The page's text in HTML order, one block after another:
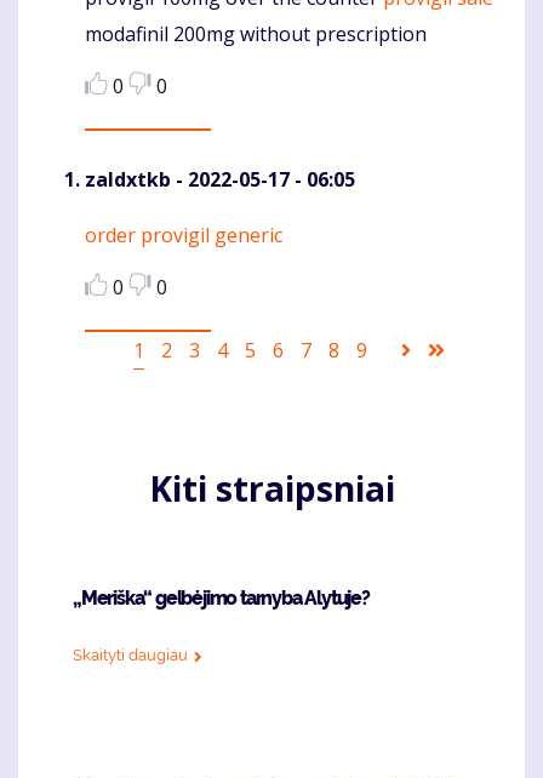
modafinil 200mg without prescription
0
0
zaldxtkb - 2022-05-17 - 06:05
Komentaras
order provigil generic
0
0
Pagination
Current
1 Puslapis
2 Puslapis
3 Puslapis
4 Puslapis
5 Puslapis
6 Puslapis
7 Puslapis
8 Puslapis
9
Sekantis
Kiti straipsniai
„Meriška“ gelbėjimo tarnyba Alytuje?
Skaityti daugiau